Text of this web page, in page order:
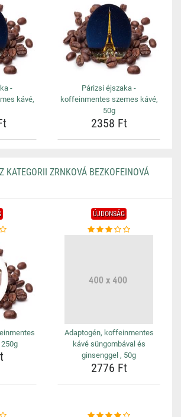
-
kávé,
Párizsi éjszaka -
koffeinmentes szemes kávé,
50g
2358 Ft
KATEGORII ZRNKOVÁ BEZKOFEINOVÁ
ÚJDONSÁG
Adaptogén, koffeinmentes
kávé süngombával és
ginsenggel , 50g
2776 Ft